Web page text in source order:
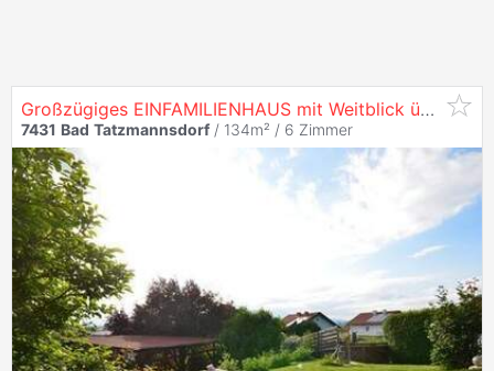
Großzügiges EINFAMILIENHAUS mit Weitblick über die Thermenregion
7431 Bad Tatzmannsdorf / 134m² / 6 Zimmer